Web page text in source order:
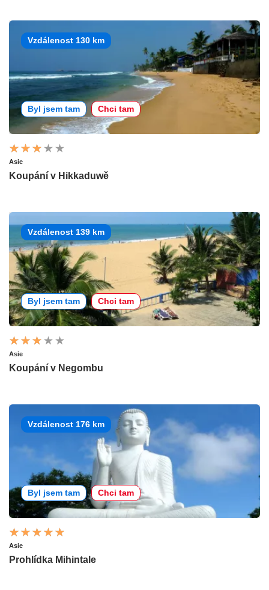
Vzdálenost 130 km
Byl jsem tam Chci tam
Asie
Koupání v Hikkaduwě
Vzdálenost 139 km
Byl jsem tam Chci tam
Asie
Koupání v Negombu
Vzdálenost 176 km
Byl jsem tam Chci tam
Asie
Prohlídka Mihintale